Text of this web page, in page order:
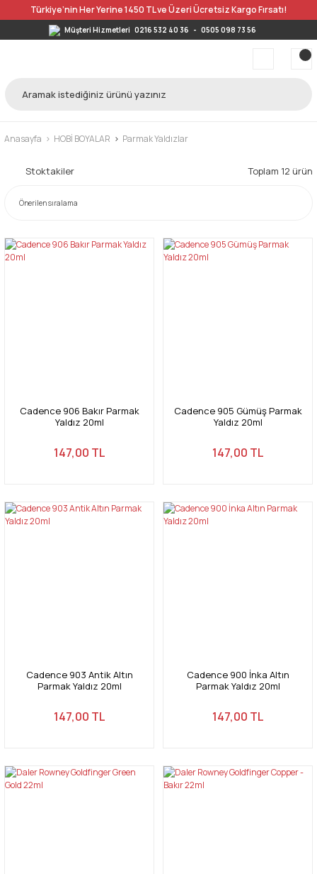
Türkiye’nin Her Yerine 1450 TL ve Üzeri Ücretsiz Kargo Fırsatı!
Müşteri Hizmetleri 0216 532 40 36 - 0505 098 73 56
Anasayfa HOBİ BOYALAR Parmak Yaldızlar
Stoktakiler Toplam 12 ürün
Cadence 906 Bakır Parmak
Yaldız 20ml
147,00 TL
Cadence 905 Gümüş Parmak
Yaldız 20ml
147,00 TL
Cadence 903 Antik Altın
Parmak Yaldız 20ml
147,00 TL
Cadence 900 İnka Altın
Parmak Yaldız 20ml
147,00 TL